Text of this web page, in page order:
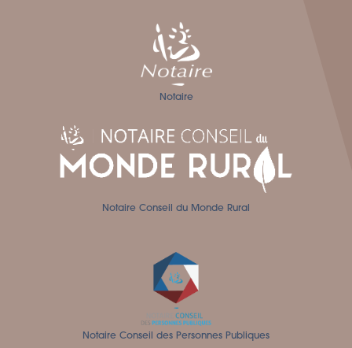
Notaire
Notaire Conseil du Monde Rural
Notaire Conseil des Personnes Publiques